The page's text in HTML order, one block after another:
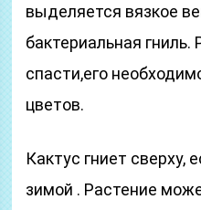
выделяется вязкое
бактериальная гниль.
спасти,его
цветов.
Кактус гниет сверху,
зимой . Растение